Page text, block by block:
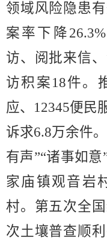
领域风险隐患
案 率 下降 26.3%
访、阅批来信
访积案 18件。
应、 12345便民
诉求6.8万余件
有声 ”“诸事如意
家庙镇观音岩
村。第五次全
次土壤普查顺